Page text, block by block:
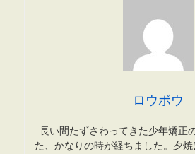
ロウボウ
長い間たずさわってきた少年矯正
た、かなりの時が経ちました。夕焼